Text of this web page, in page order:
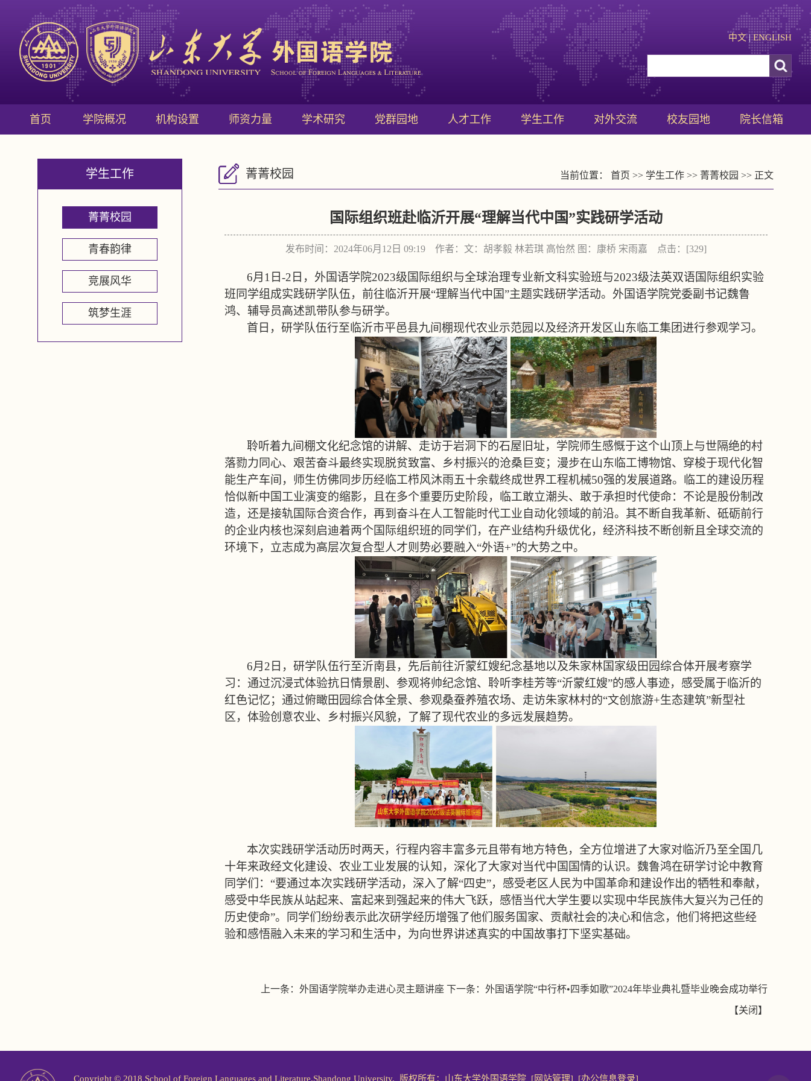
中文|ENGLISH
首页 学院概况 机构设置 师资力量 学术研究 党群园地 人才工作 学生工作 对外交流 校友园地 院长信箱
学生工作
菁菁校园
青春韵律
竞展风华
筑梦生涯
菁菁校园 当前位置： 首页 >> 学生工作 >> 菁菁校园 >> 正文
国际组织班赴临沂开展“理解当代中国”实践研学活动
发布时间：2024年06月12日 09:19 作者：文：胡孝毅 林若琪 高怡然 图：康桥 宋雨嘉 点击：[329]
6月 1 日-2 日，外国语学院2023级国际组织与全球治理专业新文科实验班与2023级法英双语国际组织实验
班同学组成实践研学队伍，前往临沂开展“理解当代中国”主题实践研学活动。外国语学院党委副书记魏鲁
鸿、辅导员高述凯带队参与研学。
首日，研学队伍行至临沂市平邑县九间棚现代农业示范园以及经济开发区山东临工集团进行参观学习。
聆听着九间棚文化纪念馆的讲解、走访于岩洞下的石屋旧址，学院师生感慨于这个山顶上与世隔绝的村
落勠力同心、艰苦奋斗最终实现脱贫致富、乡村振兴的沧桑巨变；漫步在山东临工博物馆、穿梭于现代化智
能生产车间，师生仿佛同步历经临工栉风沐雨五十余载终成世界工程机械50强的发展道路。临工的建设历程
恰似新中国工业演变的缩影，且在多个重要历史阶段，临工敢立潮头、敢于承担时代使命：不论是股份制改
造，还是接轨国际合资合作，再到奋斗在人工智能时代工业自动化领域的前沿。其不断自我革新、砥砺前行
的企业内核也深刻启迪着两个国际组织班的同学们，在产业结构升级优化，经济科技不断创新且全球交流的
环境下，立志成为高层次复合型人才则势必要融入“外语+”的大势之中。
6月2日，研学队伍行至沂南县，先后前往沂蒙红嫂纪念基地以及朱家林国家级田园综合体开展考察学
习：通过沉浸式体验抗日情景剧、参观将帅纪念馆、聆听李桂芳等“沂蒙红嫂”的感人事迹，感受属于临沂的
红色记忆；通过俯瞰田园综合体全景、参观桑蚕养殖农场、走访朱家林村的“文创旅游+生态建筑”新型社
区，体验创意农业、乡村振兴风貌，了解了现代农业的多远发展趋势。
本次实践研学活动历时两天，行程内容丰富多元且带有地方特色，全方位增进了大家对临沂乃至全国几
十年来政经文化建设、农业工业发展的认知，深化了大家对当代中国国情的认识。魏鲁鸿在研学讨论中教育
同学们：“要通过本次实践研学活动，深入了解“四史”，感受老区人民为中国革命和建设作出的牺牲和奉献，
感受中华民族从站起来、富起来到强起来的伟大飞跃，感悟当代大学生要以实现中华民族伟大复兴为己任的
历史使命”。同学们纷纷表示此次研学经历增强了他们服务国家、贡献社会的决心和信念，他们将把这些经
验和感悟融入未来的学习和生活中，为向世界讲述真实的中国故事打下坚实基础。
上一条： 外国语学院举办走进心灵主题讲座 下一条： 外国语学院“中行杯•四季如歌”2024年毕业典礼暨毕业晚会成功举行
【关闭 】
Copyright © 2018 School of Foreign Languages and Literature.Shandong University. 版权所有：山东大学外国语学院 [网站管理] [办公信息登录]